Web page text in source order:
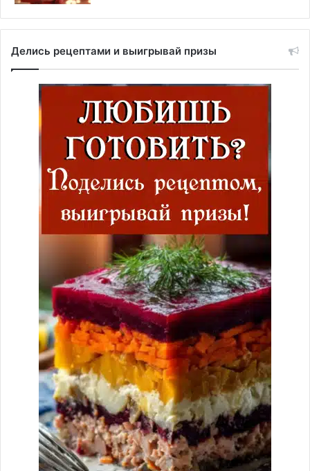
Делись рецептами и выигрывай призы